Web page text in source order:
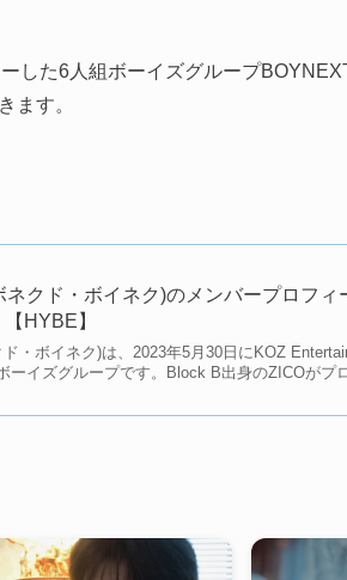
した6人組ボーイズグループ
ます。
ネクド・ボイネク)のメンバープロフィ
HYBE】
・ボイネク)は、2023年5月30日にKOZ
ーイズグループです。Block B出身のZICOがプ